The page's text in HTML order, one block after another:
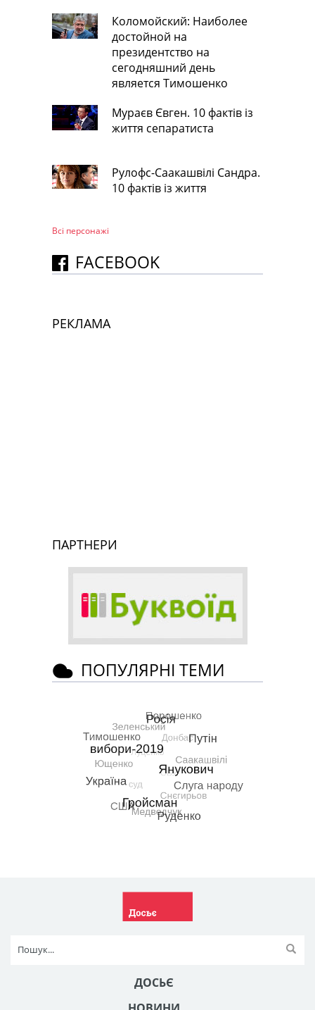
Коломойский: Наиболее
достойной на
президентство на
сегодняшний день
является Тимошенко
Мураєв Євген. 10 фактів із
життя сепаратиста
Рулофс-Саакашвілі Сандра.
10 фактів із життя
Всі персонажi
FACEBOOK
РЕКЛАМА
ПАРТНЕРИ
ПОПУЛЯРНІ ТЕМИ
ДОСЬЄ